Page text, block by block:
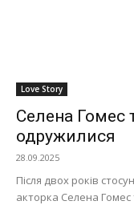
Love Story
Селена Гомес
одружилися
28.09.2025
Після двох років
акторка Селена